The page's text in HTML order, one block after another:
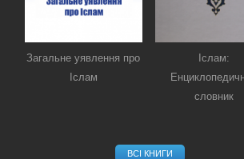
Загальне уявлення про
Іслам
Іслам:
словник
ВСІ КНИГИ